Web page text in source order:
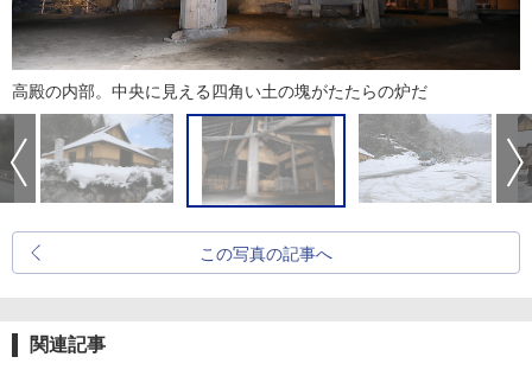
高殿の内部。中央に見える四角い土の塊がたたらの炉だ
この写真の記事へ
関連記事